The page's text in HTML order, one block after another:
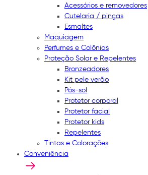
Acessórios e removedores
Cutelaria / pinças
Esmaltes
Maquiagem
Perfumes e Colônias
Proteção Solar e Repelentes
Bronzeadores
Kit pele verão
Pós-sol
Protetor corporal
Protetor facial
Protetor kids
Repelentes
Tintas e Colorações
Conveniência